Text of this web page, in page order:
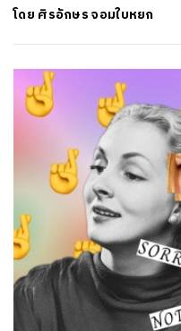
โดย ศิรอักษร จอมใบหยก
ค้นหา
SHARE